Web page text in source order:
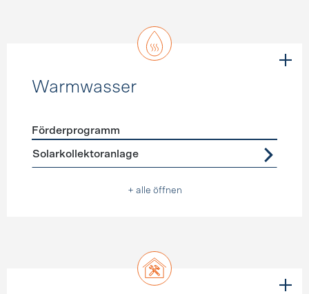
Warmwasser
Förderprogramme
Förderprogramm
Solarkollektoranlage
+ alle öffnen